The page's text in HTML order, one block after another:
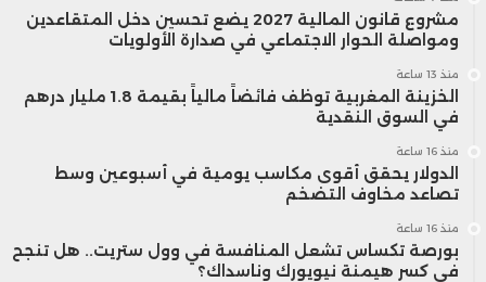
مشروع قانون المالية 2027 يضع تحسين دخل المتقاعدين
ومواصلة الحوار الاجتماعي في صدارة الأولويات
منذ 13 ساعة
الخزينة المغربية توظف فائضاً مالياً بقيمة 1.8 مليار درهم
في السوق النقدية
منذ 16 ساعة
الدولار يحقق أقوى مكاسب يومية في أسبوعين وسط
تصاعد مخاوف التضخم
منذ 16 ساعة
بورصة تكساس تشعل المنافسة في وول ستريت.. هل تنجح
في كسر هيمنة نيويورك وناسداك؟